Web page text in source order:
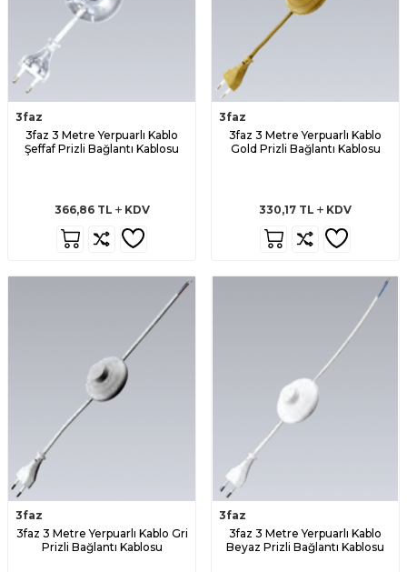
3faz
3faz 3 Metre Yerpuarlı Kablo
Şeffaf Prizli Bağlantı Kablosu
366,86TL KDV
3faz
3faz 3 Metre Yerpuarlı Kablo
Gold Prizli Bağlantı Kablosu
330,17 TL KDV
3faz
3faz 3 Metre Yerpuarlı Kablo Gri
Prizli Bağlantı Kablosu
3faz
3faz 3 Metre Yerpuarlı Kablo
Beyaz Prizli Bağlantı Kablosu